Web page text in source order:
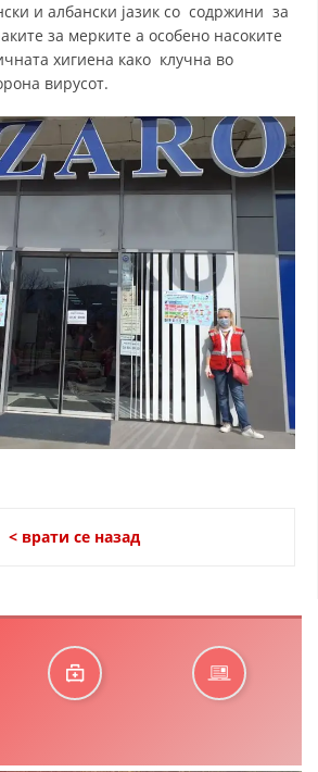
и албански јазик со содржини за
за мерките а особено насоките
хигиена како клучна во
вирусот.
< врати се назад